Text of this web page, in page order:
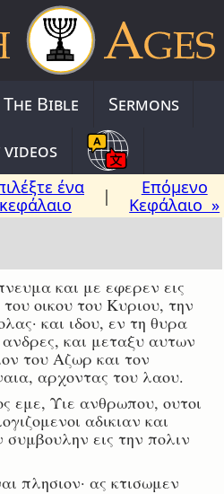
The Bible
Sermons
ένα
κεφάλαιο
|
Επόμενο
Κεφάλαιο »
και με εφερεν εις
οικου του Κυριου, την
και ιδου, εν τη θυρα
ανδρες, και μεταξυ αυτων
του Αζωρ και τον
αρχοντας του λαου.
εμε, Υιε ανθρωπου, ουτοι
αδικιαν και
εις την πολιν
πλησιον· ας κτισωμεν